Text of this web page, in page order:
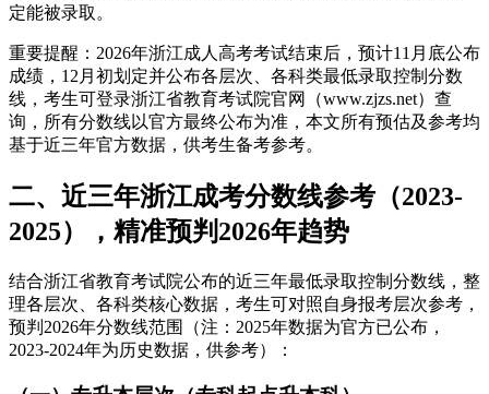
定能被录取。
重要提醒：2026年浙江成人高考考试结束后，预计11月底公布
成绩，12月初划定并公布各层次、各科类最低录取控制分数
线，考生可登录浙江省教育考试院官网（www.zjzs.net）查
询，所有分数线以官方最终公布为准，本文所有预估及参考均
基于近三年官方数据，供考生备考参考。
二、近三年浙江成考分数线参考（2023-
2025），精准预判2026年趋势
结合浙江省教育考试院公布的近三年最低录取控制分数线，整
理各层次、各科类核心数据，考生可对照自身报考层次参考，
预判2026年分数线范围（注：2025年数据为官方已公布，
2023-2024年为历史数据，供参考）：